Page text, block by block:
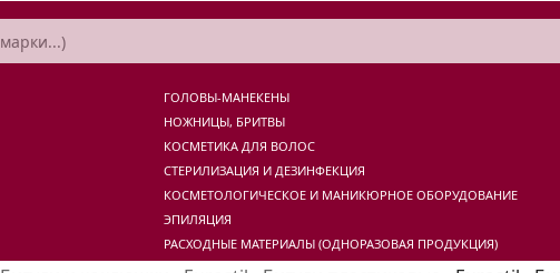
ГОЛОВЫ-МАНЕКЕНЫ
НОЖНИЦЫ, БРИТВЫ
КОСМЕТИКА ДЛЯ ВОЛОС
СТЕРИЛИЗАЦИЯ И ДЕЗИНФЕКЦИЯ
КОСМЕТОЛОГИЧЕСКОЕ И МАНИКЮРНОЕ ОБОРУДОВАНИЕ
ЭПИЛЯЦИЯ
РАСХОДНЫЕ МАТЕРИАЛЫ (ОДНОРАЗОВАЯ ПРОДУКЦИЯ)